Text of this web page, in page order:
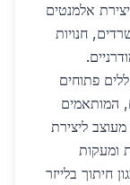
אלמנטים
חנויות
פתוחים
המותאמים
ליצירת
ומעקות
חיתוך בלייזר